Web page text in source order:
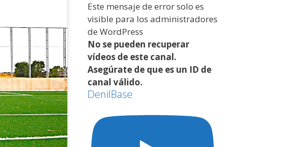
Este mensaje de error solo es
visible para los administradores
de WordPress
No se pueden recuperar
vídeos de este canal.
Asegúrate de que es un ID de
canal válido.
DenilBase